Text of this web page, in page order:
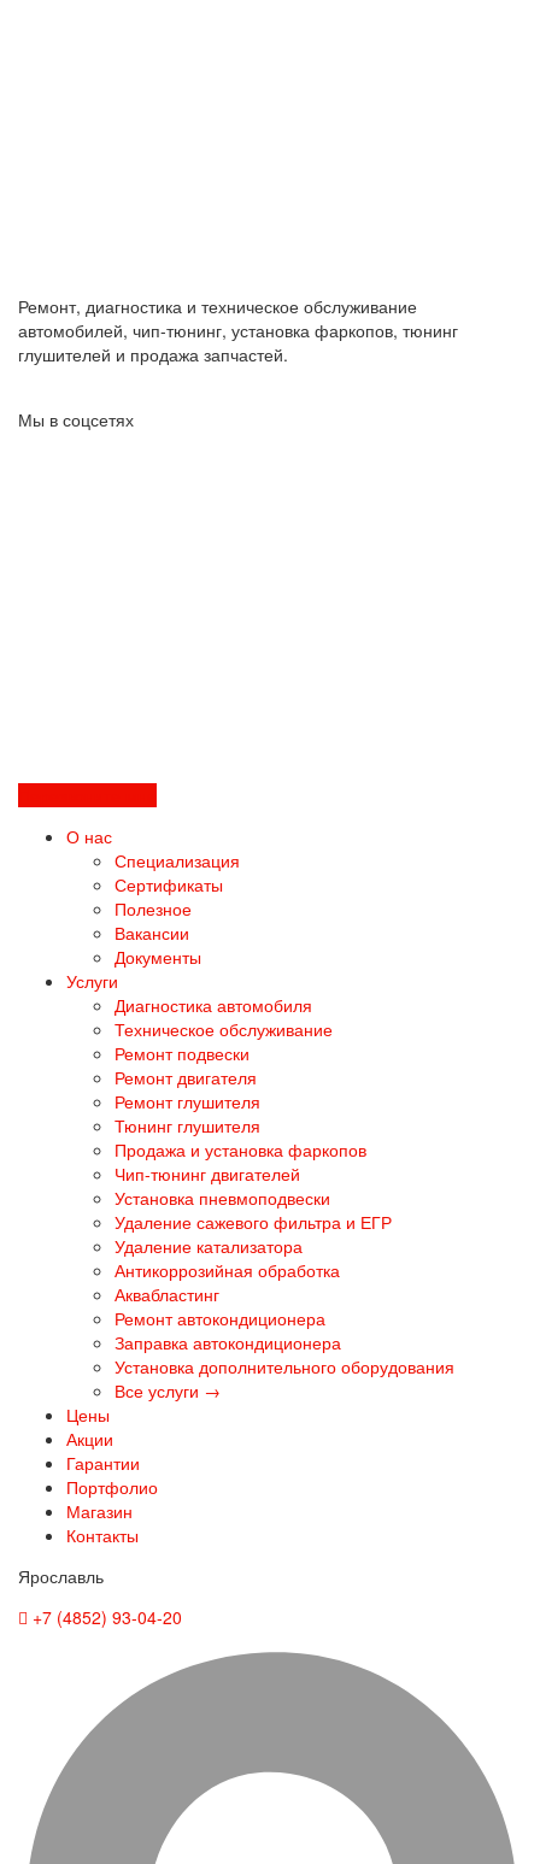
Ремонт, диагностика и техническое обслуживание
автомобилей, чип-тюнинг, установка фаркопов, тюнинг
глушителей и продажа запчастей.
Мы в соцсетях
О нас
Специализация
Сертификаты
Полезное
Вакансии
Документы
Услуги
Диагностика автомобиля
Техническое обслуживание
Ремонт подвески
Ремонт двигателя
Ремонт глушителя
Тюнинг глушителя
Продажа и установка фаркопов
Чип-тюнинг двигателей
Установка пневмоподвески
Удаление сажевого фильтра и ЕГР
Удаление катализатора
Антикоррозийная обработка
Аквабластинг
Ремонт автокондиционера
Заправка автокондиционера
Установка дополнительного оборудования
Все услуги →
Цены
Акции
Гарантии
Портфолио
Магазин
Контакты
Ярославль
+7 (4852) 93-04-20